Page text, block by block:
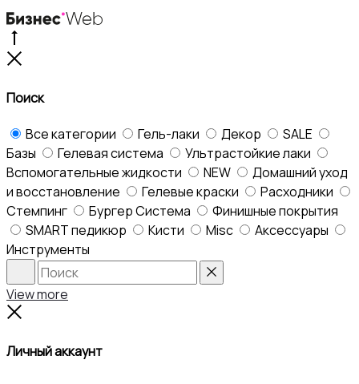
Поиск
Все категории Гель-лаки Декор
SALE
Базы
Гелевая система
Ультрастойкие лаки
Вспомогательные жидкости
NEW
Домашний уход
и восстановление
Гелевые краски
Расходники
Стемпинг
Бургер Система
Финишные покрытия
SMART педикюр
Кисти Misc
Аксессуары
Инструменты
Search
View more
Личный аккаунт